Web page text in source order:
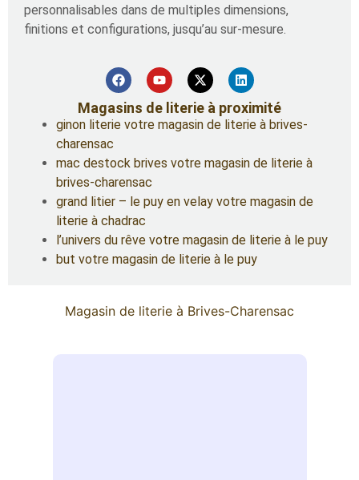
personnalisables dans de multiples dimensions,
finitions et configurations, jusqu’au sur-mesure.
Magasins de literie à proximité
ginon literie votre magasin de literie à brives-
charensac
mac destock brives votre magasin de literie à
brives-charensac
grand litier – le puy en velay votre magasin de
literie à chadrac
l’univers du rêve votre magasin de literie à le puy
but votre magasin de literie à le puy
Magasin de literie à Brives-Charensac